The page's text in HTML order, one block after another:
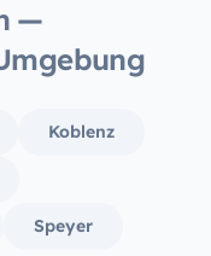
—
Koblenz
Speyer